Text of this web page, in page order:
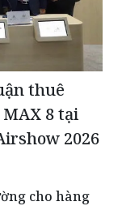
thuê
8 tại
2026
cho hàng